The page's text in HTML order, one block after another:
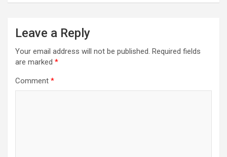
Leave a Reply
Your email address will not be published. Required fields
are marked *
Comment *